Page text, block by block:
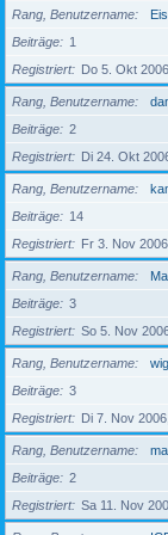
Rang, Benutzername
Beiträge
1
Registriert
Do 5. Okt
Rang, Benutzername
Beiträge
2
Registriert
Di 24. Okt
Rang, Benutzername
Beiträge
14
Registriert
Fr 3. Nov
Rang, Benutzername
Beiträge
3
Registriert
So 5. Nov
Rang, Benutzername
Beiträge
3
Registriert
Di 7. Nov
Rang, Benutzername
Beiträge
2
Registriert
Sa 11. Nov